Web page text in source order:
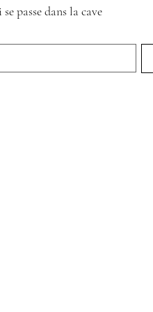
passe dans la cave